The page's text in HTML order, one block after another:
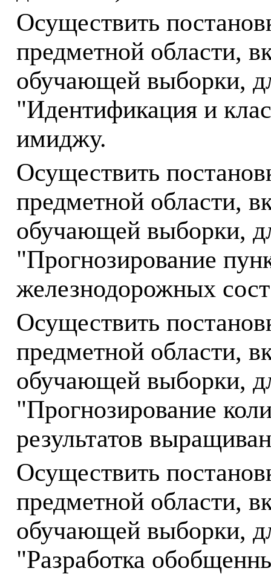
Осуществить
предметной области,
обучающей выборки,
"Идентификация и
имиджу.
Осуществить
предметной области,
обучающей выборки,
"Прогнозирование
железнодорожных
Осуществить
предметной области,
обучающей выборки,
"Прогнозирование
результатов
Осуществить
предметной области,
обучающей выборки,
"Разработка